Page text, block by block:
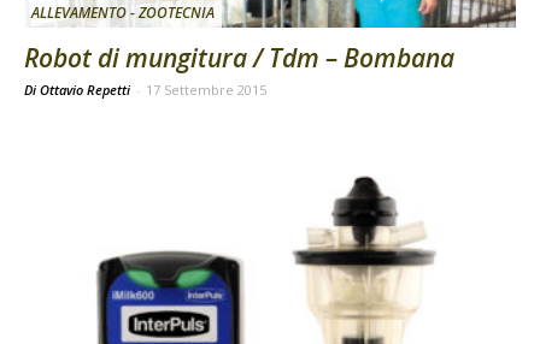
ALLEVAMENTO - ZOOTECNIA
Robot di mungitura / Tdm – Bombana
Di Ottavio Repetti - 17 Settembre 2015